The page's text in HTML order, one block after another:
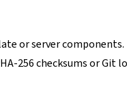
or server components.
256 checksums or Git